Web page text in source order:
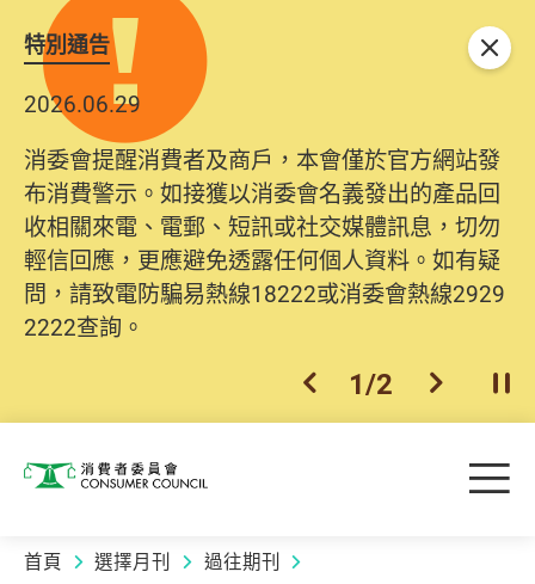
特別通告
2026.06.29
消委會提醒消費者及商戶，本會僅於官方網站發
布消費警示。如接獲以消委會名義發出的產品回
收相關來電、電郵、短訊或社交媒體訊息，切勿
輕信回應，更應避免透露任何個人資料。如有疑
問，請致電防騙易熱線18222或消委會熱線2929
2222查詢。
上一個
1/2 下一個開
關閉
消費者委員會 目
首頁 選擇月刊 過往期刊